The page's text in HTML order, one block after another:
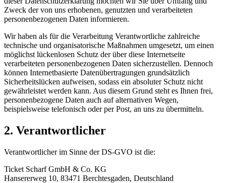
Zweck der von uns erhobenen, genutzten und verarbeiteten
personenbezogenen Daten informieren.
Wir haben als für die Verarbeitung Verantwortliche zahlreiche
technische und organisatorische Maßnahmen umgesetzt, um einen
möglichst lückenlosen Schutz der über diese Internetseite
verarbeiteten personenbezogenen Daten sicherzustellen. Dennoch
können Internetbasierte Datenübertragungen grundsätzlich
Sicherheitslücken aufweisen, sodass ein absoluter Schutz nicht
gewährleistet werden kann. Aus diesem Grund steht es Ihnen frei,
personenbezogene Daten auch auf alternativen Wegen,
beispielsweise telefonisch oder per Post, an uns zu übermitteln.
2. Verantwortlicher
Verantwortlicher im Sinne der DS-GVO ist die:
Ticket Scharf GmbH & Co. KG
Hansererweg 10, 83471 Berchtesgaden, Deutschland